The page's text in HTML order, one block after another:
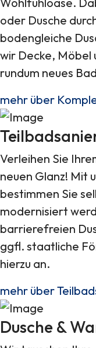
oder Dusche
bodengleiche
wir Decke, Möbel
rundum neues
mehr über
Verleihen Sie
neuen Glanz! Mit
bestimmen Sie
modernisiert
barrierefreien
ggfl. staatliche
hierzu an.
mehr über
Dusche &